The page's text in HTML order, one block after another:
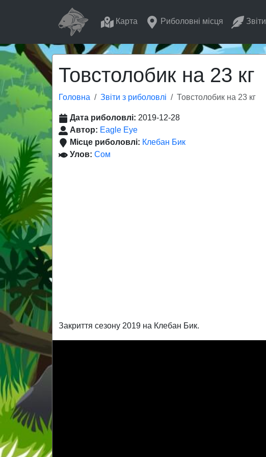
Карта Риболовні місця Звіти
Товстолобик на 23 кг
Головна Звіти з риболовлі Товстолобик на 23 кг
Дата риболовлі: 2019-12-28
Автор: Eagle Eye
Місце риболовлі: Клебан Бик
Улов: Сом
Закриття сезону 2019 на Клебан Бик.